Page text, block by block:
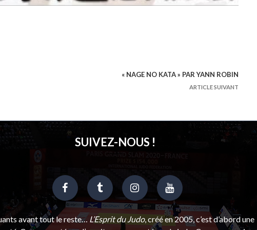
« NAGE NO KATA » PAR YANN ROBIN
ARTICLE SUIVANT
SUIVEZ-NOUS !
avant tout le reste… L’Esprit du Judo, créé en 2005, c’est d’abord une